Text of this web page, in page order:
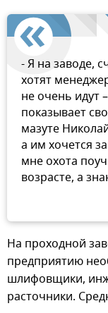
- Я на заводе,
хотят
не очень идут
показывает
мазуте
а им хочется
мне охота
возрасте, а
На проходной
предприятию
шлифовщики,
расточники.